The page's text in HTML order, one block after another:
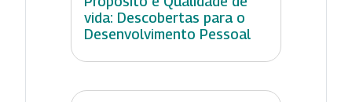
vida: Descobertas para o
Desenvolvimento Pessoal